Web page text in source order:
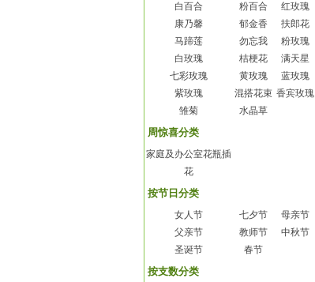
白百合 粉百合
红玫瑰
康乃馨
郁金香
扶郎花
马蹄莲
勿忘我
粉玫瑰
白玫瑰
桔梗花
满天星
七彩玫瑰
黄玫瑰
蓝玫瑰
紫玫瑰
混搭花束 香宾玫瑰
雏菊
水晶草
周惊喜分类
家庭及办公室花瓶插
花
按节日分类
女人节 七夕节
母亲节
父亲节
教师节
中秋节
圣诞节
春节
按支数分类